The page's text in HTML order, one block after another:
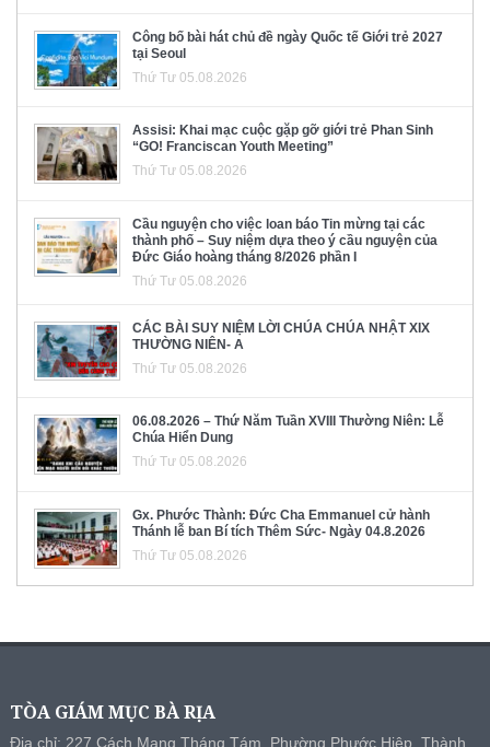
Công bố bài hát chủ đề ngày Quốc tế Giới trẻ 2027
tại Seoul
Thứ Tư 05.08.2026
Assisi: Khai mạc cuộc gặp gỡ giới trẻ Phan Sinh
“GO! Franciscan Youth Meeting”
Thứ Tư 05.08.2026
Cầu nguyện cho việc loan báo Tin mừng tại các
thành phố – Suy niệm dựa theo ý cầu nguyện của
Đức Giáo hoàng tháng 8/2026 phần I
Thứ Tư 05.08.2026
CÁC BÀI SUY NIỆM LỜI CHÚA CHÚA NHẬT XIX
THƯỜNG NIÊN- A
Thứ Tư 05.08.2026
06.08.2026 – Thứ Năm Tuần XVIII Thường Niên: Lễ
Chúa Hiển Dung
Thứ Tư 05.08.2026
Gx. Phước Thành: Đức Cha Emmanuel cử hành
Thánh lễ ban Bí tích Thêm Sức- Ngày 04.8.2026
Thứ Tư 05.08.2026
TÒA GIÁM MỤC BÀ RỊA
Địa chỉ: 227 Cách Mạng Tháng Tám, Phường Phước Hiệp, Thành